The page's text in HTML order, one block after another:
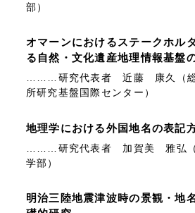
部）
オマーンにおけるステークホル
る自然・文化遺産地理情報基盤
………研究代表者 近藤 康久（総
所研究基盤国際センター）
地理学における外国地名の表記
………研究代表者 加賀美 雅弘（
学部）
明治三陸地震津波時の景観・地